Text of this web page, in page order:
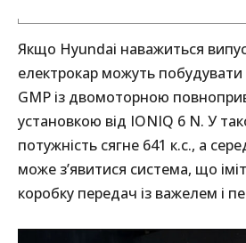
Якщо Hyundai наважиться
електрокар можуть
GMP із двомоторною
установкою від IONIQ 6 N. У
потужність сягне 641 к.с., а
може з’явитися система, що
коробку передач із важелем і